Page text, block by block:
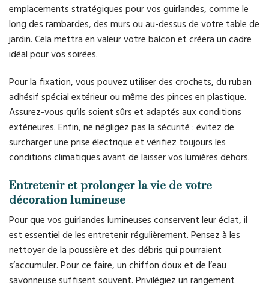
emplacements stratégiques pour vos guirlandes, comme le
long des rambardes, des murs ou au-dessus de votre table de
jardin. Cela mettra en valeur votre balcon et créera un cadre
idéal pour vos soirées.
Pour la fixation, vous pouvez utiliser des crochets, du ruban
adhésif spécial extérieur ou même des pinces en plastique.
Assurez-vous qu’ils soient sûrs et adaptés aux conditions
extérieures. Enfin, ne négligez pas la sécurité : évitez de
surcharger une prise électrique et vérifiez toujours les
conditions climatiques avant de laisser vos lumières dehors.
Entretenir et prolonger la vie de votre
décoration lumineuse
Pour que vos guirlandes lumineuses conservent leur éclat, il
est essentiel de les entretenir régulièrement. Pensez à les
nettoyer de la poussière et des débris qui pourraient
s’accumuler. Pour ce faire, un chiffon doux et de l’eau
savonneuse suffisent souvent. Privilégiez un rangement